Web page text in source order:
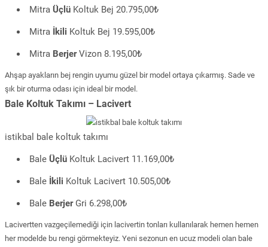
Mitra Üçlü Koltuk Bej 20.795,00₺
Mitra İkili Koltuk Bej 19.595,00₺
Mitra BerjerVizon 8.195,00₺
Ahşap ayakların bej rengin uyumu güzel bir model ortaya çıkarmış. Sade ve
şık bir oturma odası için ideal bir model.
Bale Koltuk Takımı – Lacivert
istikbal bale koltuk takımı
Bale Üçlü Koltuk Lacivert 11.169,00₺
Bale İkili Koltuk Lacivert 10.505,00₺
Bale BerjerGri 6.298,00₺
Lacivertten vazgeçilemediği için lacivertin tonları kullanılarak hemen hemen
her modelde bu rengi görmekteyiz. Yeni sezonun en ucuz modeli olan bale